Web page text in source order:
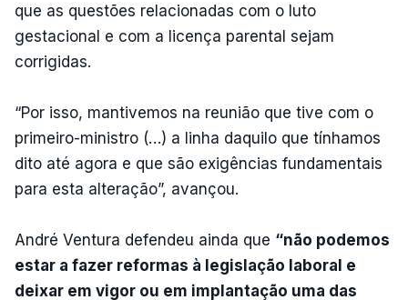
que as questões relacionadas com o luto
gestacional e com a licença parental sejam
corrigidas.
“Por isso, mantivemos na reunião que tive com o
primeiro-ministro (…) a linha daquilo que tínhamos
dito até agora e que são exigências fundamentais
para esta alteração”, avançou.
André Ventura defendeu ainda que “não podemos
estar a fazer reformas à legislação laboral e
deixar em vigor ou em implantação uma das